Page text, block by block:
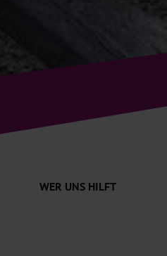
WER UNS HILFT